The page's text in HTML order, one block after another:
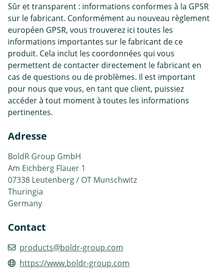
Sûr et transparent : informations conformes à la GPSR
sur le fabricant. Conformément au nouveau règlement
européen GPSR, vous trouverez ici toutes les
informations importantes sur le fabricant de ce
produit. Cela inclut les coordonnées qui vous
permettent de contacter directement le fabricant en
cas de questions ou de problèmes. Il est important
pour nous que vous, en tant que client, puissiez
accéder à tout moment à toutes les informations
pertinentes.
Adresse
BoldR Group GmbH
Am Eichberg Flauer 1
07338 Leutenberg / OT Munschwitz
Thuringia
Germany
Contact
products@boldr-group.com
https://www.boldr-group.com